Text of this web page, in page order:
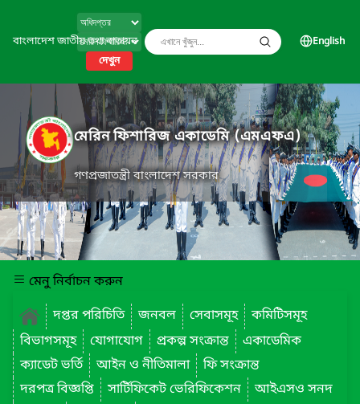
বাংলাদেশ জাতীয় তথ্য বাতায়ন
দেখুন
English
মেরিন ফিশারিজ একাডেমি (এমএফএ)
গণপ্রজাতন্ত্রী বাংলাদেশ সরকার
মেনু নির্বাচন করুন
দপ্তর পরিচিতি
জনবল সেবাসমূহ
কমিটিসমূহ
বিভাগসমূহ
যোগাযোগ প্রকল্প সংক্রান্ত
একাডেমিক
ক্যাডেট ভর্তি
আইন ও নীতিমালা
ফি সংক্রান্ত
দরপত্র বিজ্ঞপ্তি
সার্টিফিকেট ভেরিফিকেশন
আইএসও সনদ